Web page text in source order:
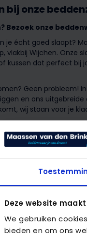
Deze website
We gebruiken
bieden en om ons
bij onze
Bezoek onze
je écht goed slaapt?
vlakbij Wijchen. Onze
kussen dat perfect bij
Geen probleem!
en ons
wij staan voor je